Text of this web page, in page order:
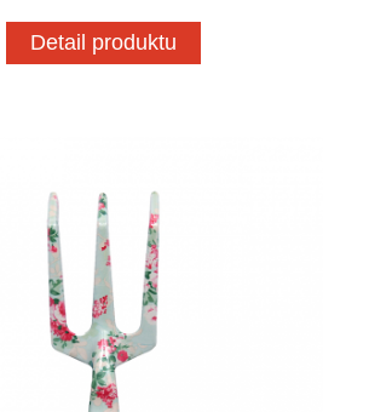
Detail produktu